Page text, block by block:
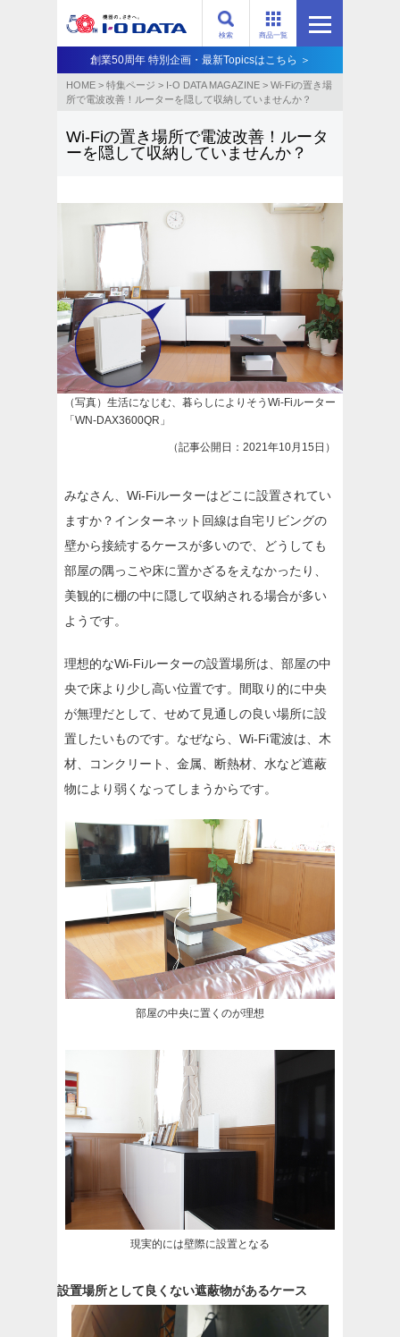
商品一覧
検索
創業50周年 特別企画・最新Topicsはこちら ＞
HOME > 特集ページ > I-O DATA MAGAZINE > Wi-Fiの置き場
所で電波改善！ルーターを隠して収納していませんか？
Wi-Fiの置き場所で電波改善！ルータ
ーを隠して収納していませんか？
（写真）生活になじむ、暮らしによりそうWi-Fiルーター
「WN-DAX3600QR」
（記事公開日：2021年10月15日）
みなさん、Wi-Fiルーターはどこに設置されてい
ますか？インターネット回線は自宅リビングの
壁から接続するケースが多いので、どうしても
部屋の隅っこや床に置かざるをえなかったり、
美観的に棚の中に隠して収納される場合が多い
ようです。
理想的なWi-Fiルーターの設置場所は、部屋の中
央で床より少し高い位置です。間取り的に中央
が無理だとして、せめて見通しの良い場所に設
置したいものです。なぜなら、Wi-Fi電波は、木
材、コンクリート、金属、断熱材、水など遮蔽
物により弱くなってしまうからです。
部屋の中央に置くのが理想
現実的には壁際に設置となる
設置場所として良くない遮蔽物があるケース